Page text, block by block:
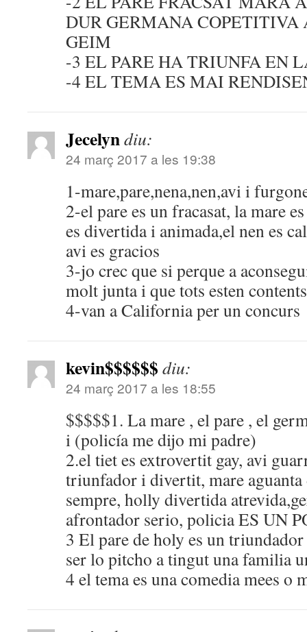
DUR GERMANA COPETITIVA
GEIM
-3 EL PARE HA TRIUNFA EN
-4 EL TEMA ES MAI
Jecelyndiu:
24 març 2017 a les 19:38
1-mare,pare,nena,nen,avi i
2-el pare es un fracasat, la mare
es divertida i animada,el nen es
avi es gracios
3-jo crec que si perque a
molt junta i que tots esten contents
4-van a California per un concurs
kevin$$$$$$ diu:
24 març 2017 a les 18:55
$$$$$1. La mare , el pare , el
i (policía me dijo mi padre)
2.el tiet es extrovertit gay, avi
triunfador i divertit, mare
sempre, holly divertida
afrontador serio, policia ES UN
3 El pare de holy es un
ser lo pitcho a tingut una familia
4 el tema es una comedia mees o